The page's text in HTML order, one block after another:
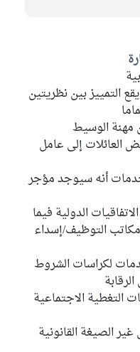
التمييز بين نظريتين
مهنة الوسيط
العائلات إلى عامل
أنه سيوجد مؤجر
الدولية فيما
التوظيف/إسداء
لكراسات الشروط
التغطية الاجتماعية
غير الصيغة القانونية